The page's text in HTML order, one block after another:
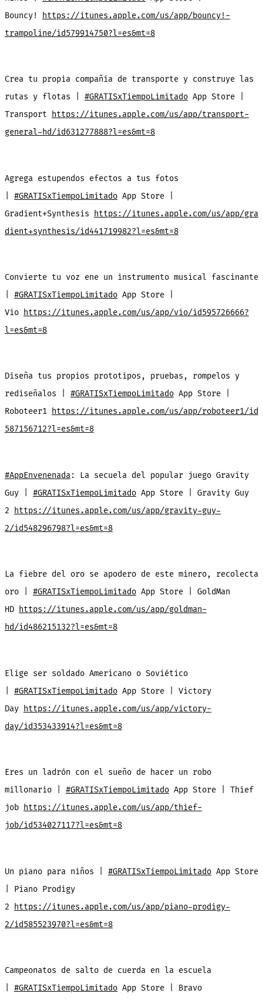
Bouncy!
https://itunes.apple.com/us/app/bouncy!-
trampoline/id579914750?l=es&mt=8
Crea tu propia compañía de transporte y construye las
rutas y flotas | #GRATISxTiempoLimitadoApp Store |
Transport
https://itunes.apple.com/us/app/transport-
general-hd/id631277888?l=es&mt=8
Agrega estupendos efectos a tus fotos
#GRATISxTiempoLimitadoApp Store |
Gradient+Synthesis
https://itunes.apple.com/us/app/gra
dient+synthesis/id441719982?l=es&mt=8
Convierte tu voz ene un instrumento musical fascinante
#GRATISxTiempoLimitadoApp Store |
Vio https://itunes.apple.com/us/app/vio/id595726666?
l=es&mt=8
Diseña tus propios prototipos, pruebas, rompelos y
rediseñalos | #GRATISxTiempoLimitadoApp Store |
Roboteer1 https://itunes.apple.com/us/app/roboteer1/id
587156712?l=es&mt=8
#AppEnvenenada: La secuela del popular juego Gravity
Guy | #GRATISxTiempoLimitadoApp Store | Gravity Guy
2
https://itunes.apple.com/us/app/gravity-guy-
2/id548296798?l=es&mt=8
La fiebre del oro se apodero de este minero, recolecta
oro | #GRATISxTiempoLimitadoApp Store | GoldMan
HD https://itunes.apple.com/us/app/goldman-
hd/id486215132?l=es&mt=8
Elige ser soldado Americano o Soviético
#GRATISxTiempoLimitadoApp Store | Victory
Day https://itunes.apple.com/us/app/victory-
day/id353433914?l=es&mt=8
Eres un ladrón con el sueño de hacer un robo
millonario | #GRATISxTiempoLimitadoApp Store | Thief
job https://itunes.apple.com/us/app/thief-
job/id534027117?l=es&mt=8
Un piano para niños | #GRATISxTiempoLimitadoApp Store
| Piano Prodigy
2
https://itunes.apple.com/us/app/piano-prodigy-
2/id585523970?l=es&mt=8
Campeonatos de salto de cuerda en la escuela
#GRATISxTiempoLimitadoApp Store | Bravo